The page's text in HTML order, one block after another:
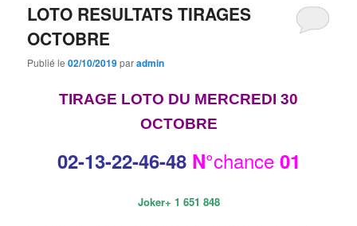
LOTO RESULTATS TIRAGES
OCTOBRE
Publié le02/10/2019paradmin
TIRAGE LOTO DU MERCREDI 30
OCTOBRE
02-13-22-46-48 N°chance01
Joker+ 1 651 848